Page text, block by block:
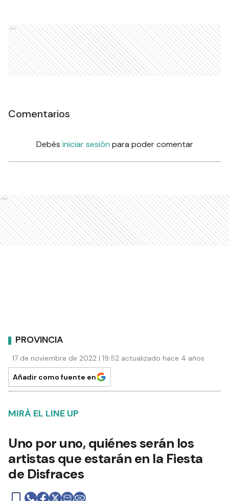
Ads
Comentarios
Debés iniciar sesión para poder comentar
Ads
PROVINCIA
17 de noviembre de 2022 | 19:52 actualizado hace 4 años
Añadir como fuente en
MIRÀ EL LINE UP
Uno por uno, quiénes serán los
artistas que estarán en la Fiesta
de Disfraces